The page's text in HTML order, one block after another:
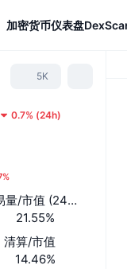
加密货币仪表盘
5K
0.7% (24h)
量/市值 (24小时)
21.55%
清算/市值
14.46%